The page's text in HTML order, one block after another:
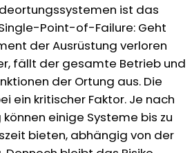
ist das
Point-of-Failure: Geht
der Ausrüstung verloren
fällt der gesamte Betrieb und
der Ortung aus. Die
ein kritischer Faktor. Je nach
einige Systeme bis zu
bieten, abhängig von der